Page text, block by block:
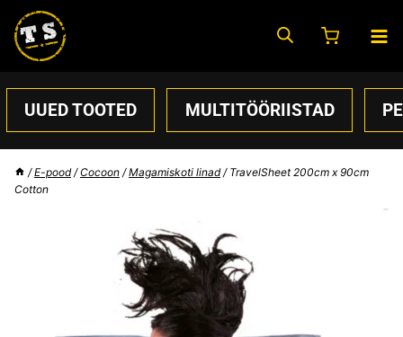
content
UUED TOOTED MULTITÖÖRIISTAD
/ E-pood / Cocoon / Magamiskoti linad / TravelSheet 200cm x 90cm
Cotton